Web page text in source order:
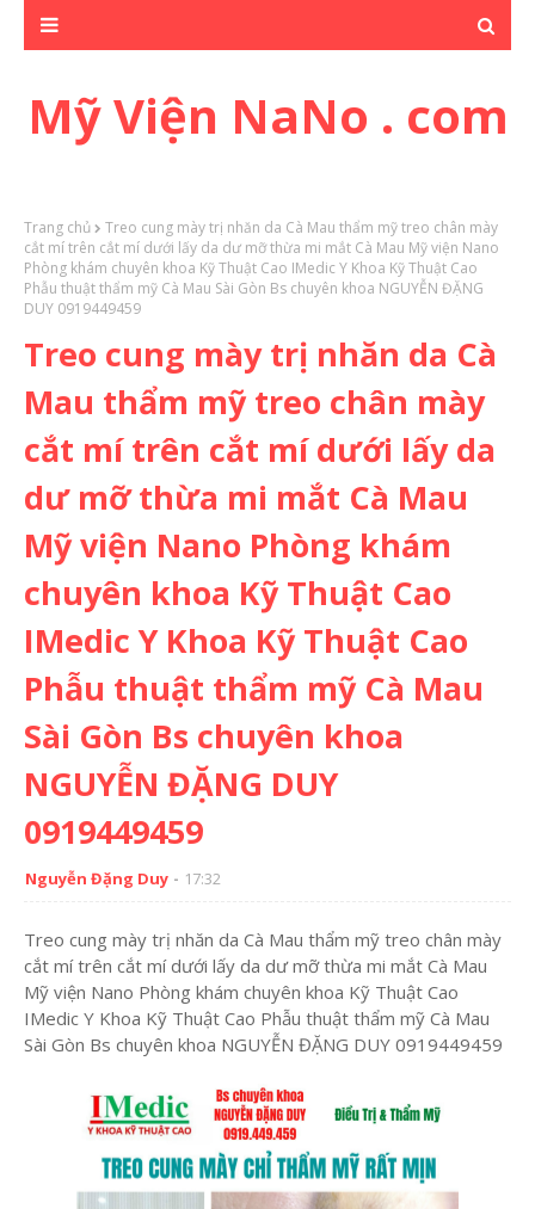
Mỹ Viện NaNo . com
Trang chủ
Treo cung mày trị nhăn da Cà Mau thẩm mỹ treo chân mày
cắt mí trên cắt mí dưới lấy da dư mỡ thừa mi mắt Cà Mau Mỹ viện Nano
Phòng khám chuyên khoa Kỹ Thuật Cao IMedic Y Khoa Kỹ Thuật Cao
Phẫu thuật thẩm mỹ Cà Mau Sài Gòn Bs chuyên khoa NGUYỄN ĐẶNG
DUY 0919449459
Treo cung mày trị nhăn da Cà
Mau thẩm mỹ treo chân mày
cắt mí trên cắt mí dưới lấy da
dư mỡ thừa mi mắt Cà Mau
Mỹ viện Nano Phòng khám
chuyên khoa Kỹ Thuật Cao
IMedic Y Khoa Kỹ Thuật Cao
Phẫu thuật thẩm mỹ Cà Mau
Sài Gòn Bs chuyên khoa
NGUYỄN ĐẶNG DUY
0919449459
Nguyễn Đặng Duy 17:32
Treo cung mày trị nhăn da Cà Mau thẩm mỹ treo chân mày
cắt mí trên cắt mí dưới lấy da dư mỡ thừa mi mắt Cà Mau
Mỹ viện Nano Phòng khám chuyên khoa Kỹ Thuật Cao
IMedic Y Khoa Kỹ Thuật Cao Phẫu thuật thẩm mỹ Cà Mau
Sài Gòn Bs chuyên khoa NGUYỄN ĐẶNG DUY 0919449459